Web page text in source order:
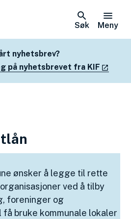
Søk Meny
nyhetsbrev?
på nyhetsbrevet fra KIF
ønsker å legge til rette
ved å tilby
foreninger og
få bruke kommunale lokaler